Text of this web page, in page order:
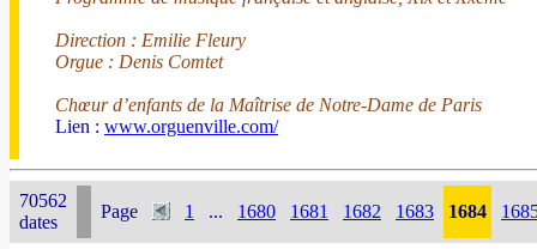
Direction : Emilie Fleury
Orgue : Denis Comtet
Chœur d’enfants de la Maîtrise de Notre-Dame de Paris
Lien : www.orguenville.com/
70562
dates
Page 1 ... 1680 1681 1682 1683 1684